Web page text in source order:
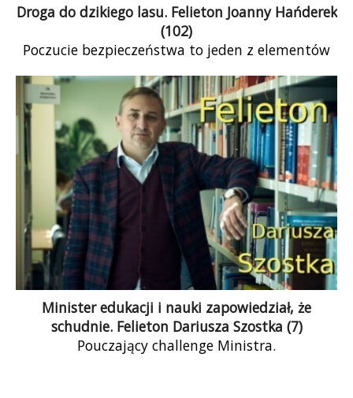
Droga do dzikiego lasu. Felieton Joanny Hańderek
(102)
Poczucie bezpieczeństwa to jeden z elementów
samej demokracji. Gdy władza staje się
totalitarna, nikt z nas poczucia bezpieczeństwa
mieć nie może nawet w elementarnych
kwestiach. Procesy rozpadu demokracji są w
naszym kraju czytelne, zwłaszcza gdy spojrzymy
na to, co się dzieje z prawem, polityką
międzynarodową czy pozycją Polski w UE.
Sprawy codzienne są jednak jeszcze bardziej
zatrważające, uświadamiają nam bowiem, że
nasze państwo nie tylko przestaje funkcjonować
w porządku prawnym, ale też degeneruje się na
wielu płaszczyznach.
Minister edukacji i nauki zapowiedział, że
schudnie. Felieton Dariusza Szostka (7)
Pouczający challenge Ministra.